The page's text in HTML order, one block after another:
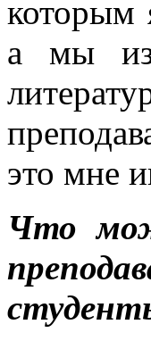
которым
а мы
это мне
Что